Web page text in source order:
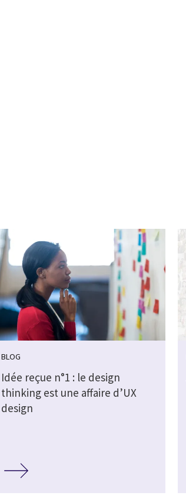
BLOG
Idée reçue n°1 : le design
thinking est une affaire d’UX
design